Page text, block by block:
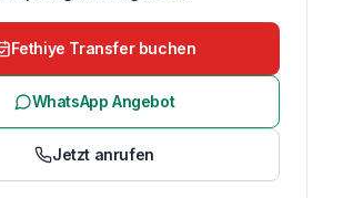
Fethiye Transfer buchen
WhatsApp Angebot
Jetzt anrufen